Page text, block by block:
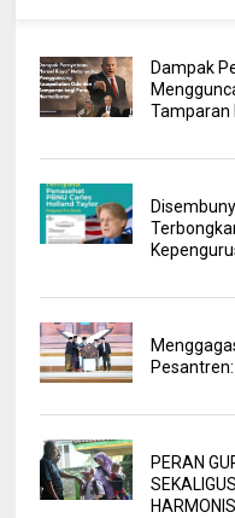
Dampak
Tamparan
PERAN
HARMONIS